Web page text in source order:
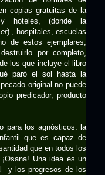
copias gratuitas de la
y hoteles, (donde la
) , hospitales, escuelas
de estos ejemplares,
por completo,
los que incluye el libro
paró el sol hasta la
original no puede
predicador, producto
para los agnósticos: la
que es capaz de
que en todos los
Una idea es un
y los progresos de los